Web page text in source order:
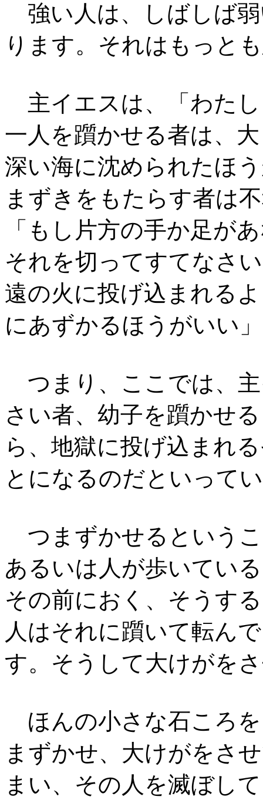
強い人は、しばしば
ります。それはもっと
主イエスは、「わた
一人を躓かせる者は、
深い海に沈められたほ
まずきをもたらす者は
「もし片方の手か足が
それを切ってすてなさ
遠の火に投げ込まれる
にあずかるほうがいい
つまり、ここでは、
さい者、幼子を躓かせ
ら、地獄に投げ込まれ
とになるのだといって
つまずかせるという
あるいは人が歩いてい
その前におく、そうす
人はそれに躓いて転ん
す。そうして大けがを
ほんの小さな石ころ
まずかせ、大けがをさ
まい、その人を滅ぼし